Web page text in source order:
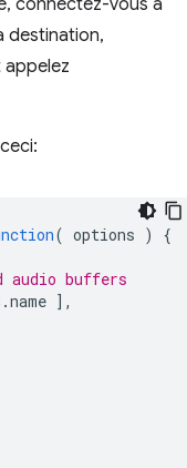
destination,
( options )
{
audio buffers
.name ],